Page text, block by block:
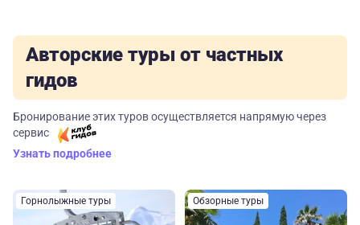
Авторские туры от частных
гидов
Бронирование этих туров осуществляется напрямую через
сервис
Узнать подробнее
Горнолыжные туры Обзорные туры